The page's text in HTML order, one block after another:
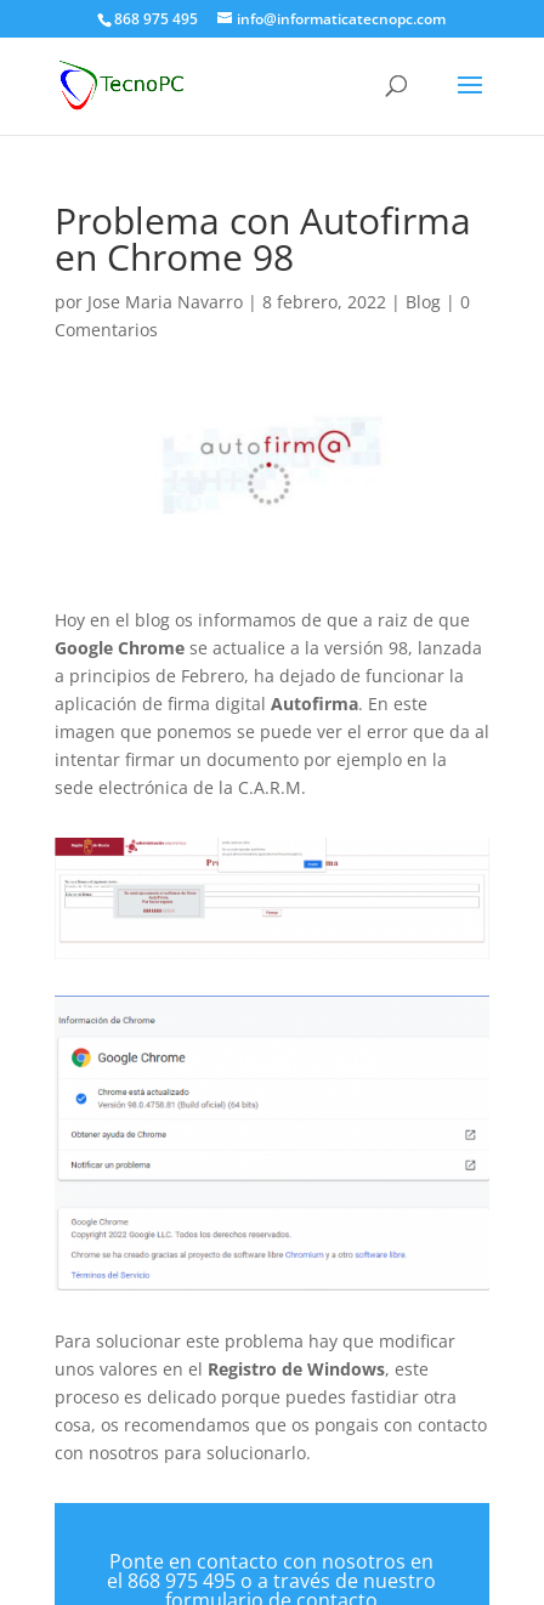
868 975 495 info@informaticatecnopc.com
Problema con Autofirma
en Chrome 98
por Jose Maria Navarro| 8 febrero, 2022| Blog| 0
Comentarios
Hoy en el blog os informamos de que a raiz de que
Google Chromese actualice a la versión 98, lanzada
a principios de Febrero, ha dejado de funcionar la
aplicación de firma digital Autofirma. En este
imagen que ponemos se puede ver el error que da al
intentar firmar un documento por ejemplo en la
sede electrónica de la C.A.R.M.
Para solucionar este problema hay que modificar
unos valores en el Registro de Windows, este
proceso es delicado porque puedes fastidiar otra
cosa, os recomendamos que os pongais con contacto
con nosotros para solucionarlo.
Ponte en contacto con nosotros en
el 868 975 495 o a través de nuestro